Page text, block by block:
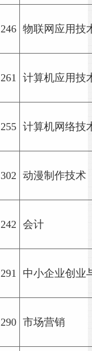
246 物联网应用技
261 计算机应用技
255 计算机网络技
302 动漫制作技术
242 会计
291 中小企业创业
290 市场营销